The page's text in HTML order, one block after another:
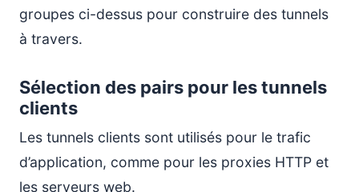
groupes ci-dessus pour construire des tunnels
à travers.
Sélection des pairs pour les tunnels
clients
Les tunnels clients sont utilisés pour le trafic
d’application, comme pour les proxies HTTP et
les serveurs web.